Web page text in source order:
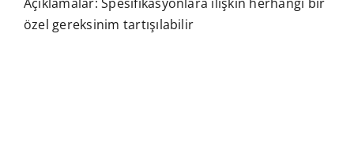
özel gereksinim tartışılabilir